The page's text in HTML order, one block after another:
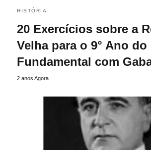
HISTÓRIA
20 Exercícios sobre a
Velha para o 9° Ano
Fundamental com
2 anos Agora